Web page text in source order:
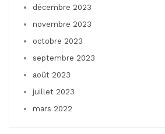
décembre 2023
novembre 2023
octobre 2023
septembre 2023
août 2023
juillet 2023
mars 2022